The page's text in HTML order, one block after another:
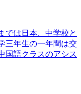
では日本、中学校と
三年生の一年間は交
国語クラスのアシス